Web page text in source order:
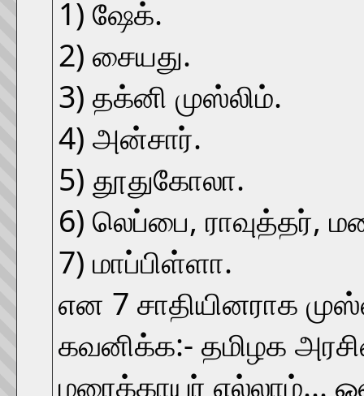
1) ஷேக்.
2) சையது.
3) தக்னி முஸ்லிம்.
4) அன்சார்.
5) தூதுகோலா.
6) லெப்பை, ராவுத்தர்,
7) மாப்பிள்ளா.
என 7 சாதியினராக
கவனிக்க:- தமிழக
மரைக்காயர் எல்லாம்...